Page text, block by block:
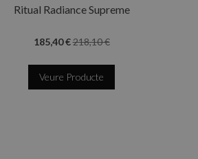
Ritual Radiance Supreme
185,40 €218,10 €
Veure Producte